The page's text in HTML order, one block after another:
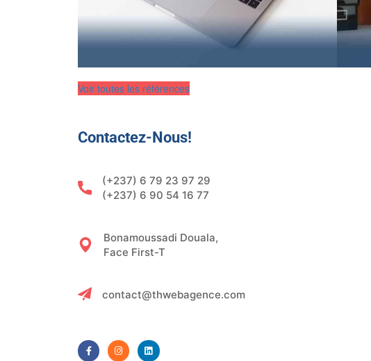
Voir toutes les références
Contactez-Nous!
(+237) 6 79 23 97 29
(+237) 6 90 54 16 77
Bonamoussadi Douala,
Face First-T
contact@thwebagence.com